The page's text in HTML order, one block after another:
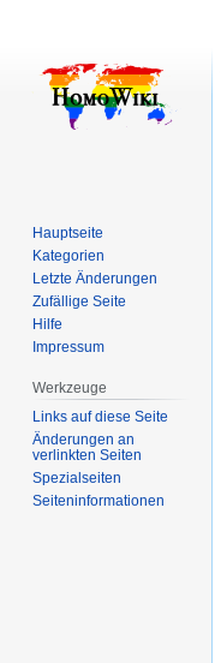
Hauptseite
Kategorien
Letzte Änderungen
Zufällige Seite
Hilfe
Impressum
Werkzeuge
Links auf diese Seite
Änderungen an
verlinkten Seiten
Spezialseiten
Seiten­­informationen